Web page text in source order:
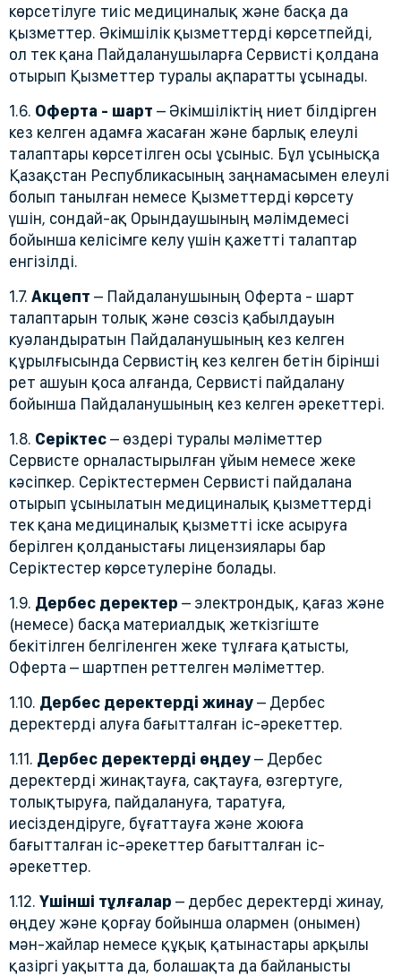
көрсетілуге тиіс медициналық және басқа да
қызметтер. Әкімшілік қызметтерді көрсетпейді,
ол тек қана Пайдаланушыларға Сервисті қолдана
отырып Қызметтер туралы ақпаратты ұсынады.
1.6. Оферта - шарт – Әкімшіліктің ниет білдірген
кез келген адамға жасаған және барлық елеулі
талаптары көрсетілген осы ұсыныс. Бұл ұсынысқа
Қазақстан Республикасының заңнамасымен елеулі
болып танылған немесе Қызметтерді көрсету
үшін, сондай-ақ Орындаушының мәлімдемесі
бойынша келісімге келу үшін қажетті талаптар
енгізілді.
1.7. Акцепт – Пайдаланушының Оферта - шарт
талаптарын толық және сөзсіз қабылдауын
куәландыратын Пайдаланушының кез келген
құрылғысында Сервистің кез келген бетін бірінші
рет ашуын қоса алғанда, Сервисті пайдалану
бойынша Пайдаланушының кез келген әрекеттері.
1.8. Серіктес– өздері туралы мәліметтер
Сервисте орналастырылған ұйым немесе жеке
кәсіпкер. Серіктестермен Сервисті пайдалана
отырып ұсынылатын медициналық қызметтерді
тек қана медициналық қызметті іске асыруға
берілген қолданыстағы лицензиялары бар
Серіктестер көрсетулеріне болады.
1.9. Дербес деректер – электрондық, қағаз және
(немесе) басқа материалдық жеткізгіште
бекітілген белгіленген жеке тұлғаға қатысты,
Оферта – шартпен реттелген мәліметтер.
1.10. Дербес деректерді жинау– Дербес
деректерді алуға бағытталған іс-әрекеттер.
1.11. Дербес деректерді өңдеу– Дербес
деректерді жинақтауға, сақтауға, өзгертуге,
толықтыруға, пайдалануға, таратуға,
иесiздендiруге, бұғаттауға және жоюға
бағытталған iс-әрекеттер бағытталған іс-
әрекеттер.
1.12. Үшiншi тұлғалар – дербес деректердi жинау,
өңдеу және қорғау бойынша олармен (онымен)
мән-жайлар немесе құқық қатынастары арқылы
қазіргі уақытта да, болашақта да байланысты